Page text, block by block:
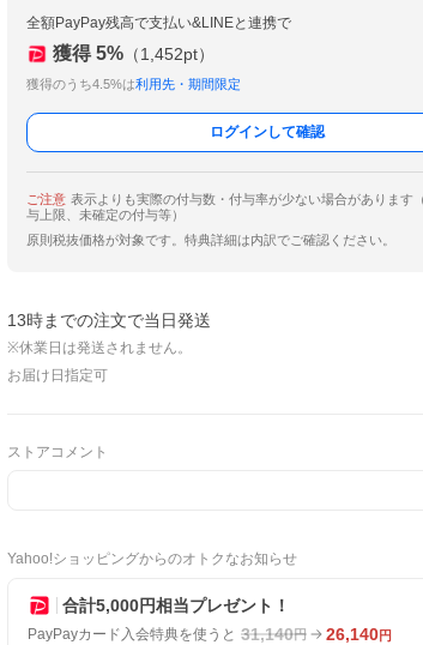
全額PayPay残高で支払い&LINEと連携で
獲得 5% （1,452pt）
獲得のうち4.5%は利用先・期間限定
ログインして確認
ご注意 表示よりも実際の付与数・付与率が少ない場合があります
与上限、未確定の付与等）
原則税抜価格が対象です。特典詳細は内訳でご確認ください。
13時までの注文で当日発送
※休業日は発送されません。
お届け日指定可
ストアコメント
Yahoo!ショッピングからのオトクなお知らせ
合計5,000円相当プレゼント！
PayPayカード入会特典を使うと 31,140円 26,140円